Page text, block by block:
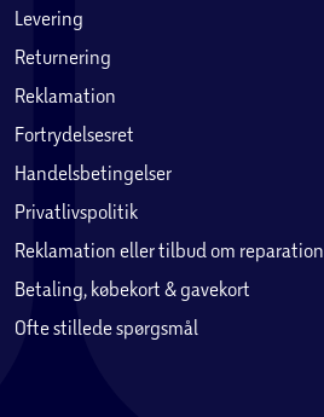
Levering
Returnering
Reklamation
Fortrydelsesret
Handelsbetingelser
Privatlivspolitik
Reklamation eller tilbud om reparation
Betaling, købekort & gavekort
Ofte stillede spørgsmål